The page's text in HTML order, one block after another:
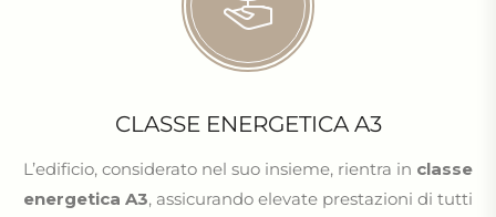
CLASSE ENERGETICA A3
L’edificio, considerato nel suo insieme, rientra in classe
energetica A3, assicurando elevate prestazioni di tutti